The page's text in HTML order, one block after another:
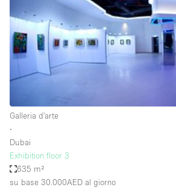
Fiera/festival
Galleria d'arte
Hall
Imbarcazione
Negozio in centro commerciale
Sala conferenze
Sala riunioni
Galleria d'arte
∙
Dubai
Exhibition floor 3
635 m²
su base 30.000AED al giorno